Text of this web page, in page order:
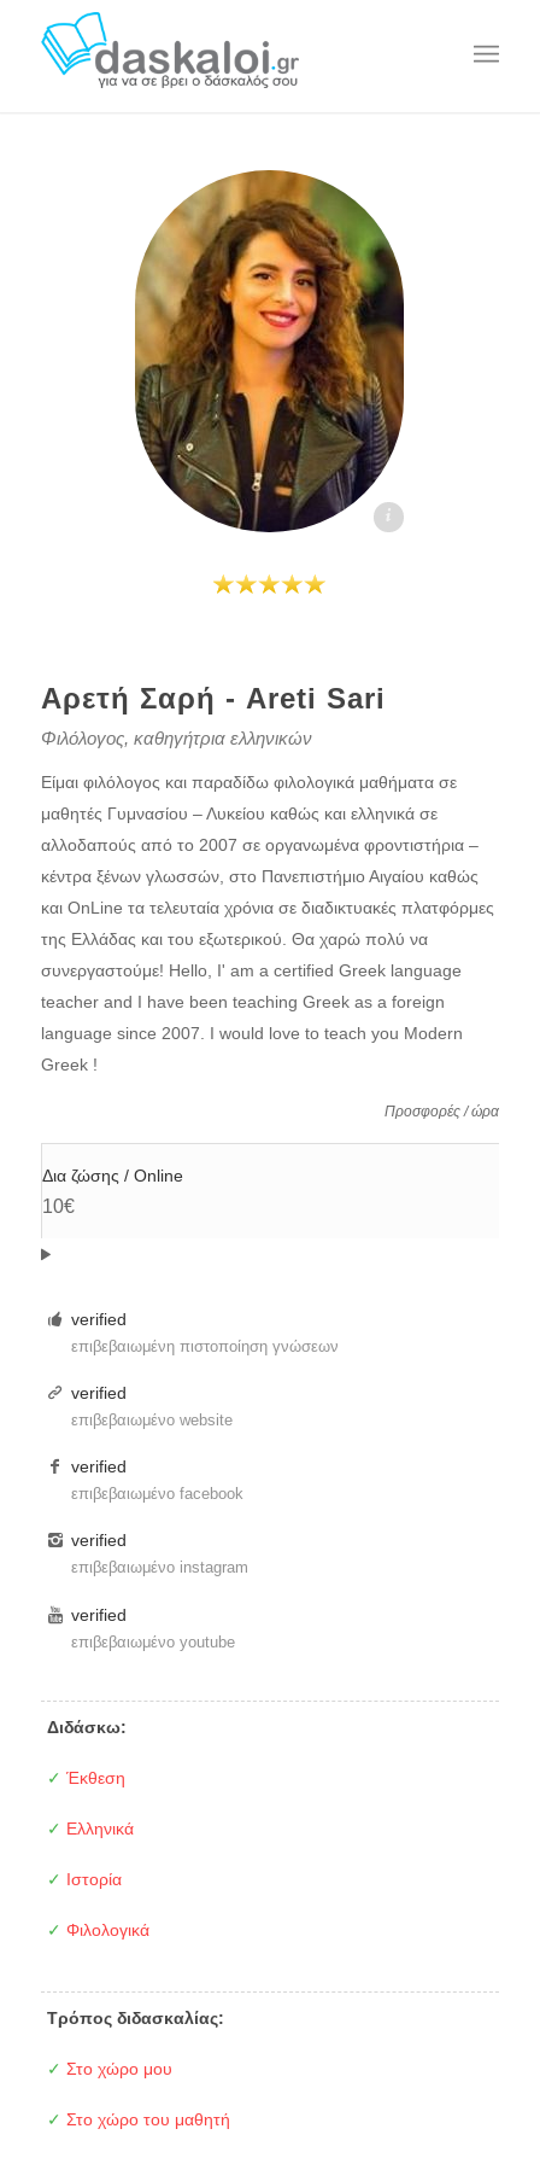
Αρετή Σαρή - daskaloi.gr
Αρετή Σαρή - Areti Sari
Φιλόλογος, καθηγήτρια ελληνικών
Eίμαι φιλόλογος και παραδίδω φιλολογικά μαθήματα σε
μαθητές Γυμνασίου – Λυκείου καθώς και ελληνικά σε
αλλοδαπούς από το 2007 σε οργανωμένα φροντιστήρια –
κέντρα ξένων γλωσσών, στο Πανεπιστήμιο Αιγαίου καθώς
και OnLine τα τελευταία χρόνια σε διαδικτυακές πλατφόρμες
της Ελλάδας και του εξωτερικού. Θα χαρώ πολύ να
συνεργαστούμε! Hello, I' am a certified Greek language
teacher and I have been teaching Greek as a foreign
language since 2007. I would love to teach you Modern
Greek !
Προσφορές / ώρα
Δια ζώσης / Online
10€
verified
επιβεβαιωμένη πιστοποίηση γνώσεων
verified
επιβεβαιωμένο website
verified
επιβεβαιωμένο facebook
verified
επιβεβαιωμένο instagram
verified
επιβεβαιωμένο youtube
Διδάσκω:
✓ Έκθεση
✓ Ελληνικά
✓ Ιστορία
✓ Φιλολογικά
Τρόπος διδασκαλίας:
✓ Στο χώρο μου
✓ Στο χώρο του μαθητή